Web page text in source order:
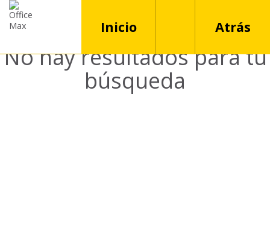
Inicio Atrás
No hay resultados para tu
búsqueda